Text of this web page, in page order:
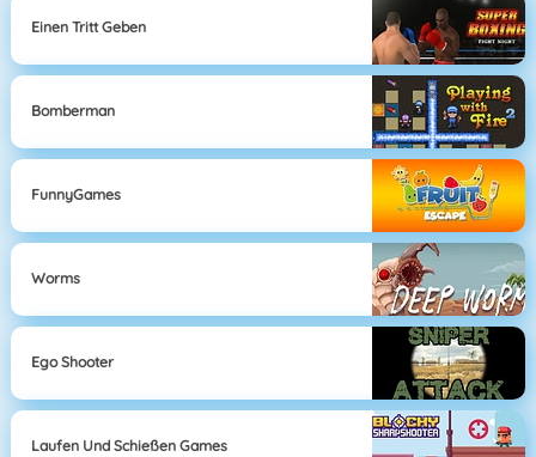
Einen Tritt Geben
Bomberman
FunnyGames
Worms
Ego Shooter
Laufen Und Schießen Games